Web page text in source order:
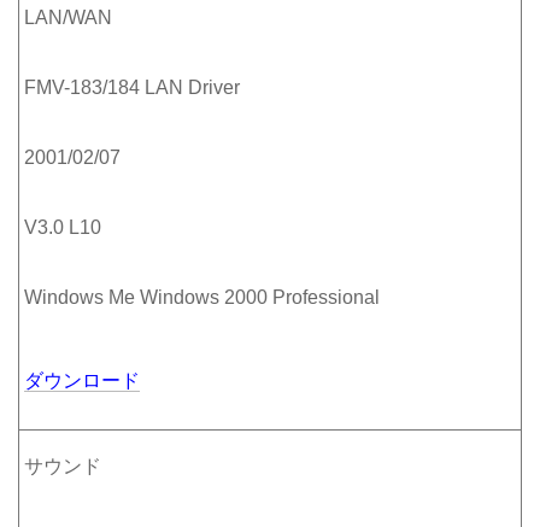
LAN/WAN
FMV-183/184 LAN Driver
2001/02/07
V3.0 L10
Windows Me Windows 2000 Professional
ダウンロード
サウンド